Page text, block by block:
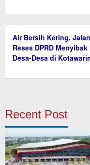
Air Bersih Kering,
Reses DPRD
Desa-Desa di
Recent Post